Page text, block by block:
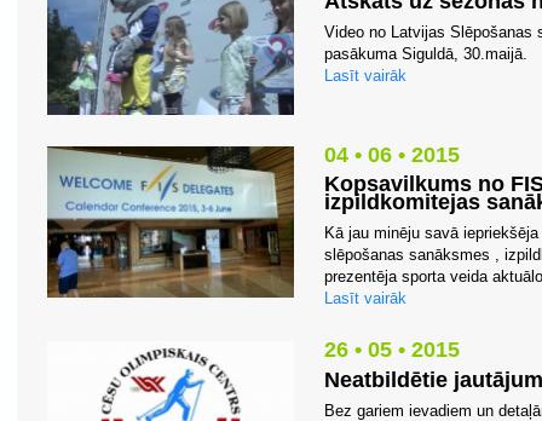
Video no Latvijas Slēpošanas
pasākuma Siguldā, 30.maijā.
Lasīt vairāk
04 • 06 • 2015
Kopsavilkums no
izpildkomitejas
Kā jau minēju savā
slēpošanas sanāksmes ,
prezentēja sporta veida
Lasīt vairāk
26 • 05 • 2015
Neatbildētie
Bez gariem ievadiem un